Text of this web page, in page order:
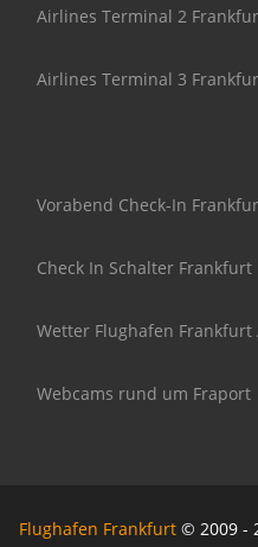
Airlines Terminal 2
Airlines Terminal 3
Vorabend Check-In
Check In Schalter Frankfurt
Wetter Flughafen Frankfurt
Webcams rund um Fraport
Flughafen Frankfurt © 2009 -